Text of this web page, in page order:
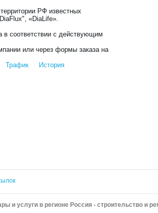
РФ известных
«DiaLife».
в соответствии с действующим
или через формы заказа на
Трафик История
услуги в регионе Россия - строительство и